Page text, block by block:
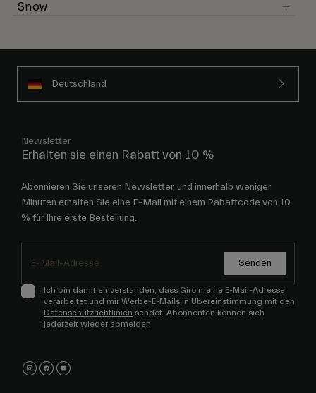
Snow
Deutschland
Newsletter
Erhalten sie einen Rabatt von 10 %
Abonnieren Sie unseren Newsletter, und innerhalb weniger
Minuten erhalten Sie eine E-Mail mit einem Rabattcode von 10
% für Ihre erste Bestellung.
Senden
Ich bin damit einverstanden, dass Giro meine E-Mail-Adresse
verarbeitet und mir Werbe-E-Mails in Übereinstimmung mit den
Datenschutzrichtlinien sendet. Abonnenten können sich
jederzeit wieder abmelden.